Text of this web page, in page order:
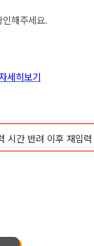
해주세요.
세히보기
시간 반려 이후 재입